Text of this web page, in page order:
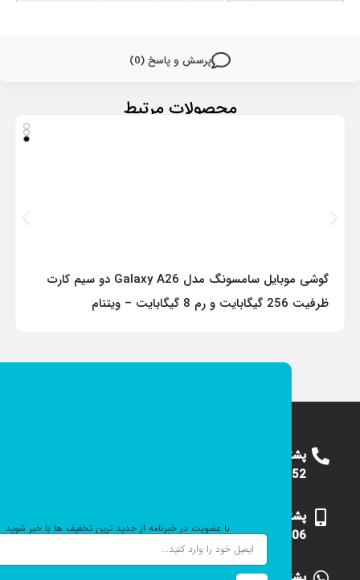
پرسش و پاسخ (0)
محصولات مرتبط
گوشی موبایل سامسونگ مدل Galaxy A26 دو سیم کارت
ظرفیت 256 گیگابایت و رم 8 گیگابایت – ویتنام
پشتیبانی
09124375652
پشتیبانی
09101531006با عضویت در خبرنامه از جدید ترین تخفیف ها با خبر شوید